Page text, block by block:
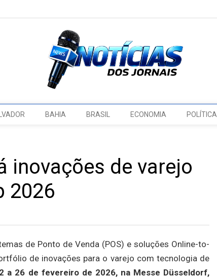
BAHIA BRASIL ECONOMIA POLÍTICA
inovações de varejo
2026
de Ponto de Venda (POS) e soluções Online-to-
de inovações para o varejo com tecnologia de
a 26 de fevereiro de 2026, na Messe Düsseldorf,